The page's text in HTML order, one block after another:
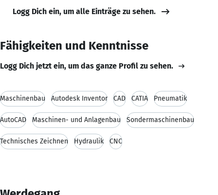
Logg Dich ein, um alle Einträge zu sehen.
Fähigkeiten und Kenntnisse
Logg Dich jetzt ein, um das ganze Profil zu sehen.
Maschinenbau Autodesk Inventor CAD CATIA Pneumatik
AutoCAD Maschinen- und Anlagenbau Sondermaschinenbau
Technisches Zeichnen Hydraulik CNC